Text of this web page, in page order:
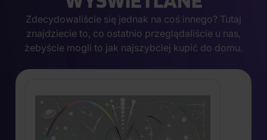
Zdecydowaliście się jednak na coś innego? Tutaj
znajdziecie to, co ostatnio przeglądaliście u nas,
żebyście mogli to jak najszybciej kupić do domu.